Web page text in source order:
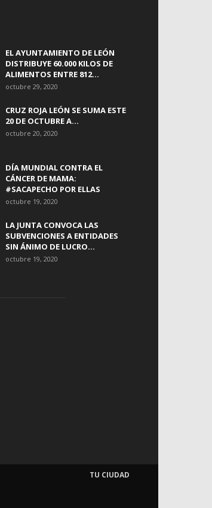
EL AYUNTAMIENTO DE LEÓN
DISTRIBUYE 60.000 KILOS DE
ALIMENTOS ENTRE 812...
octubre 29, 2020
CRUZ ROJA LEÓN SE SUMA ESTE
20 DE OCTUBRE A...
octubre 20, 2020
DÍA MUNDIAL CONTRA EL
CÁNCER DE MAMA:
#SACAPECHO POR ELLAS
octubre 19, 2020
LA JUNTA CONVOCA LAS
SUBVENCIONES A ENTIDADES
SIN ÁNIMO DE LUCRO...
octubre 19, 2020
TU CIUDAD